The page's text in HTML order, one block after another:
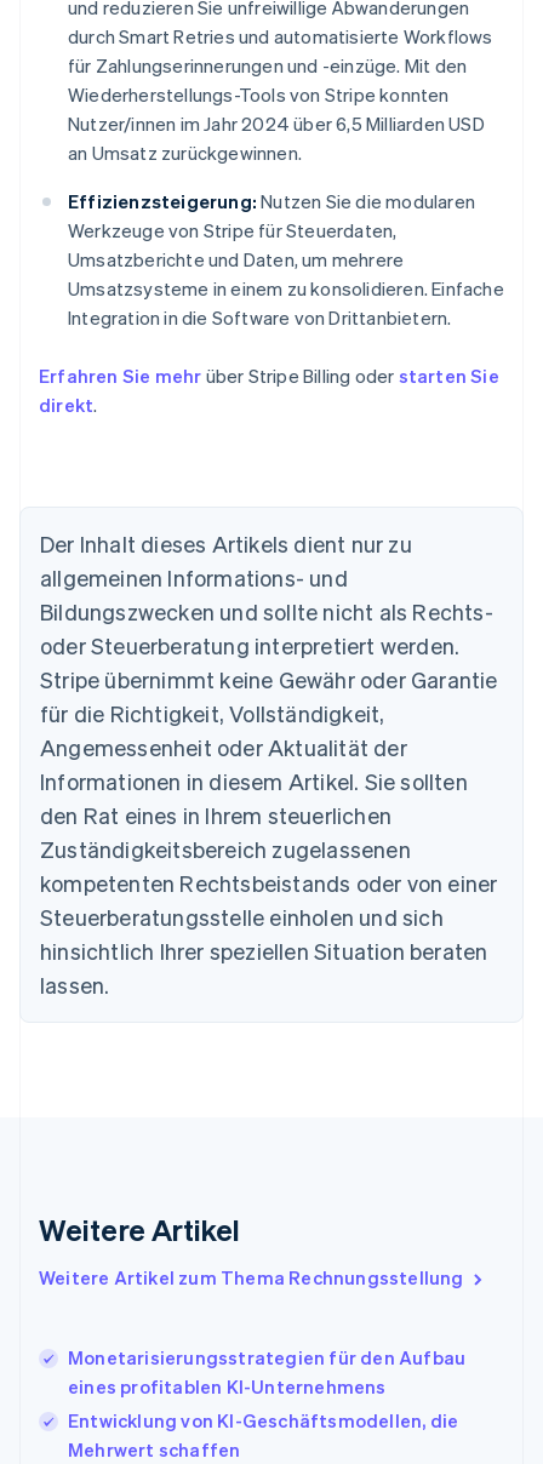
und reduzieren Sie unfreiwillige Abwanderungen
durch Smart Retries und automatisierte Workflows
für Zahlungserinnerungen und -einzüge. Mit den
Wiederherstellungs-Tools von Stripe konnten
Nutzer/innen im Jahr 2024 über 6,5 Milliarden USD
an Umsatz zurückgewinnen.
Effizienzsteigerung: Nutzen Sie die modularen
Werkzeuge von Stripe für Steuerdaten,
Umsatzberichte und Daten, um mehrere
Umsatzsysteme in einem zu konsolidieren. Einfache
Integration in die Software von Drittanbietern.
Erfahren Sie mehr über Stripe Billing oder starten Sie
direkt.
Der Inhalt dieses Artikels dient nur zu
allgemeinen Informations- und
Bildungszwecken und sollte nicht als Rechts-
oder Steuerberatung interpretiert werden.
Stripe übernimmt keine Gewähr oder Garantie
für die Richtigkeit, Vollständigkeit,
Angemessenheit oder Aktualität der
Informationen in diesem Artikel. Sie sollten
den Rat eines in Ihrem steuerlichen
Zuständigkeitsbereich zugelassenen
kompetenten Rechtsbeistands oder von einer
Steuerberatungsstelle einholen und sich
hinsichtlich Ihrer speziellen Situation beraten
lassen.
Weitere Artikel
Weitere Artikel zum Thema Rechnungsstellung
Monetarisierungsstrategien für den Aufbau
eines profitablen KI-Unternehmens
Entwicklung von KI-Geschäftsmodellen, die
Mehrwert schaffen
Australien
English
Belgien
Nederlands Français DeutschEnglish
Brasilien
PortuguêsEnglish
English
Dänemark
English
Deutschland
DeutschEnglish
Estland
Festlandchina
简体中文English
Finnland
English
Frankreich
Irland
Italien
日本語 English
EnglishFrançais
Kroatien
EnglishItaliano